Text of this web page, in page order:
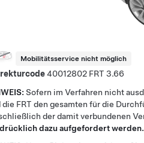
Mobilitätsservice nicht möglich
40012802
3.66
Sofern im Verfahren nicht
die FRT den gesamten für die
der damit verbundenen
dazu aufgefordert werden.